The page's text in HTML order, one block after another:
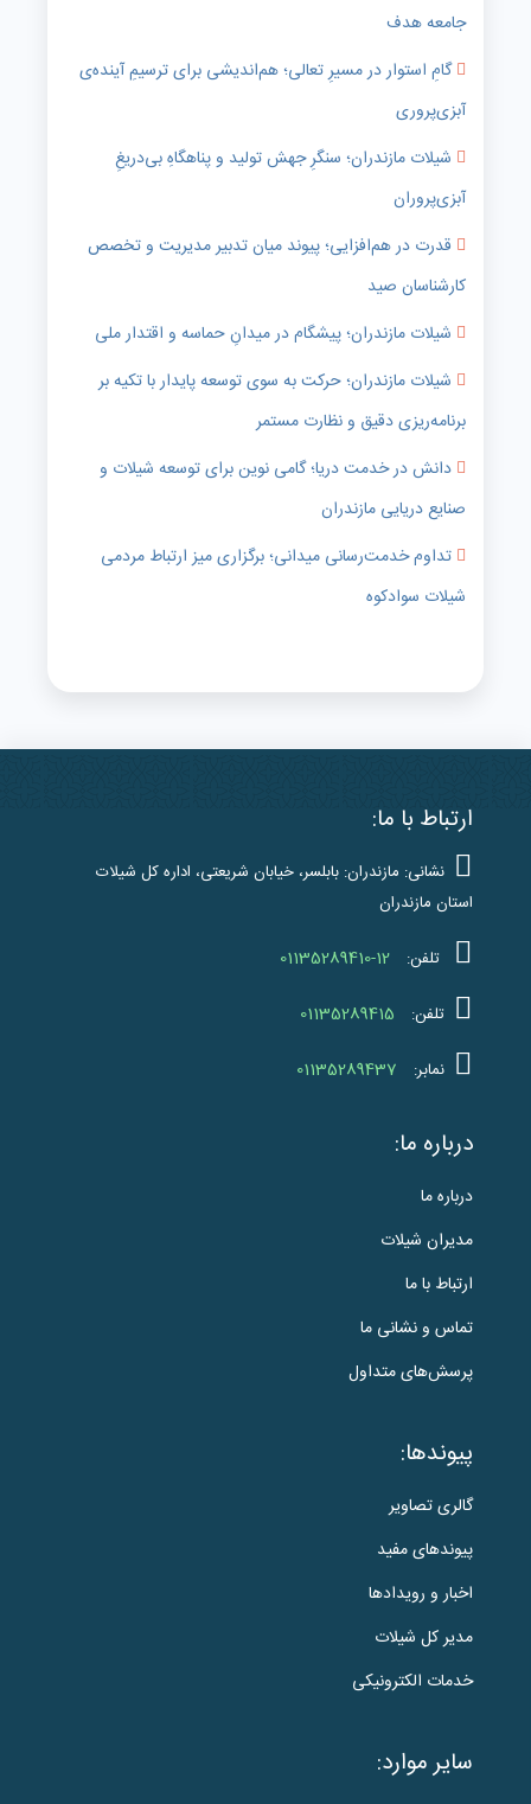
جامعه هدف
گامِ استوار در مسیرِ تعالی؛ هم‌اندیشی برای ترسیمِ آینده‌ی
آبزی‌پروری
شیلات مازندران؛ سنگرِ جهش تولید و پناهگاهِ بی‌دریغِ
آبزی‌پروران
قدرت در هم‌افزایی؛ پیوند میان تدبیر مدیریت و تخصص
کارشناسان صید
شیلات مازندران؛ پیشگام در میدانِ حماسه و اقتدار ملی
شیلات مازندران؛ حرکت به سوی توسعه پایدار با تکیه بر
برنامه‌ریزی دقیق و نظارت مستمر
دانش در خدمت دریا؛ گامی نوین برای توسعه شیلات و
صنایع دریایی مازندران
تداوم خدمت‌رسانی میدانی؛ برگزاری میز ارتباط مردمی
شیلات سوادکوه
ارتباط با ما:
نشانی: مازندران: بابلسر، خیابان شریعتی، اداره کل شیلات
استان مازندران
تلفن: 01135289410-12
تلفن: 01135289415
نمابر: 01135289437
درباره ما:
درباره ما
مدیران شیلات
ارتباط با ما
تماس و نشانی ما
پرسش‌های متداول
پیوندها:
گالری تصاویر
پیوندهای مفید
اخبار و رویدادها
مدیر کل شیلات
خدمات الکترونیکی
سایر موارد: